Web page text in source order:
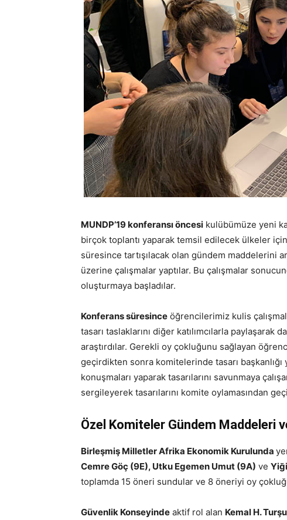
MUNDP’19 konferansı öncesi kulübümüze yeni
birçok toplantı yaparak temsil edilecek ülkeler
süresince tartışılacak olan gündem maddelerini
üzerine çalışmalar yaptılar. Bu çalışmalar
oluşturmaya başladılar.
Konferans süresince öğrencilerimiz kulis
tasarı taslaklarını diğer katılımcılarla
araştırdılar. Gerekli oy çokluğunu sağlayan
geçirdikten sonra komitelerinde tasarı
konuşmaları yaparak tasarılarını savunmaya
sergileyerek tasarılarını komite oylamasından
Özel Komiteler Gündem Maddeleri
Birleşmiş Milletler Afrika Ekonomik Kurulunda
Cemre Göç (9E), Utku Egemen Umut (9A) ve
toplamda 15 öneri sundular ve 8 öneriyi oy
Güvenlik Konseyinde aktif rol alan Kemal H.